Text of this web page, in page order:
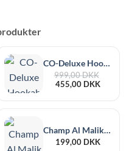
CO-Deluxe Hookah 28 cm
999,00DKK
455,00 DKKDen
Champ Al Malik Temara Vandpibe 38 cm
199,00 DKK